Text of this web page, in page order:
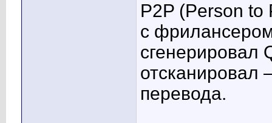
P2P (Person to
с
сгенерировал
отсканировал
перевода.